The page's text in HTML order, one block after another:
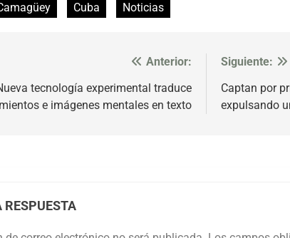
Cuba Noticias
Anterior:
tecnología experimental traduce
e imágenes mentales en texto
Siguiente:
Captan por
expulsando
RESPUESTA